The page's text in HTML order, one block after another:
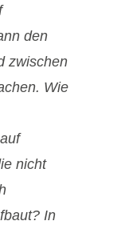
den
zwischen
Wie
nicht
In